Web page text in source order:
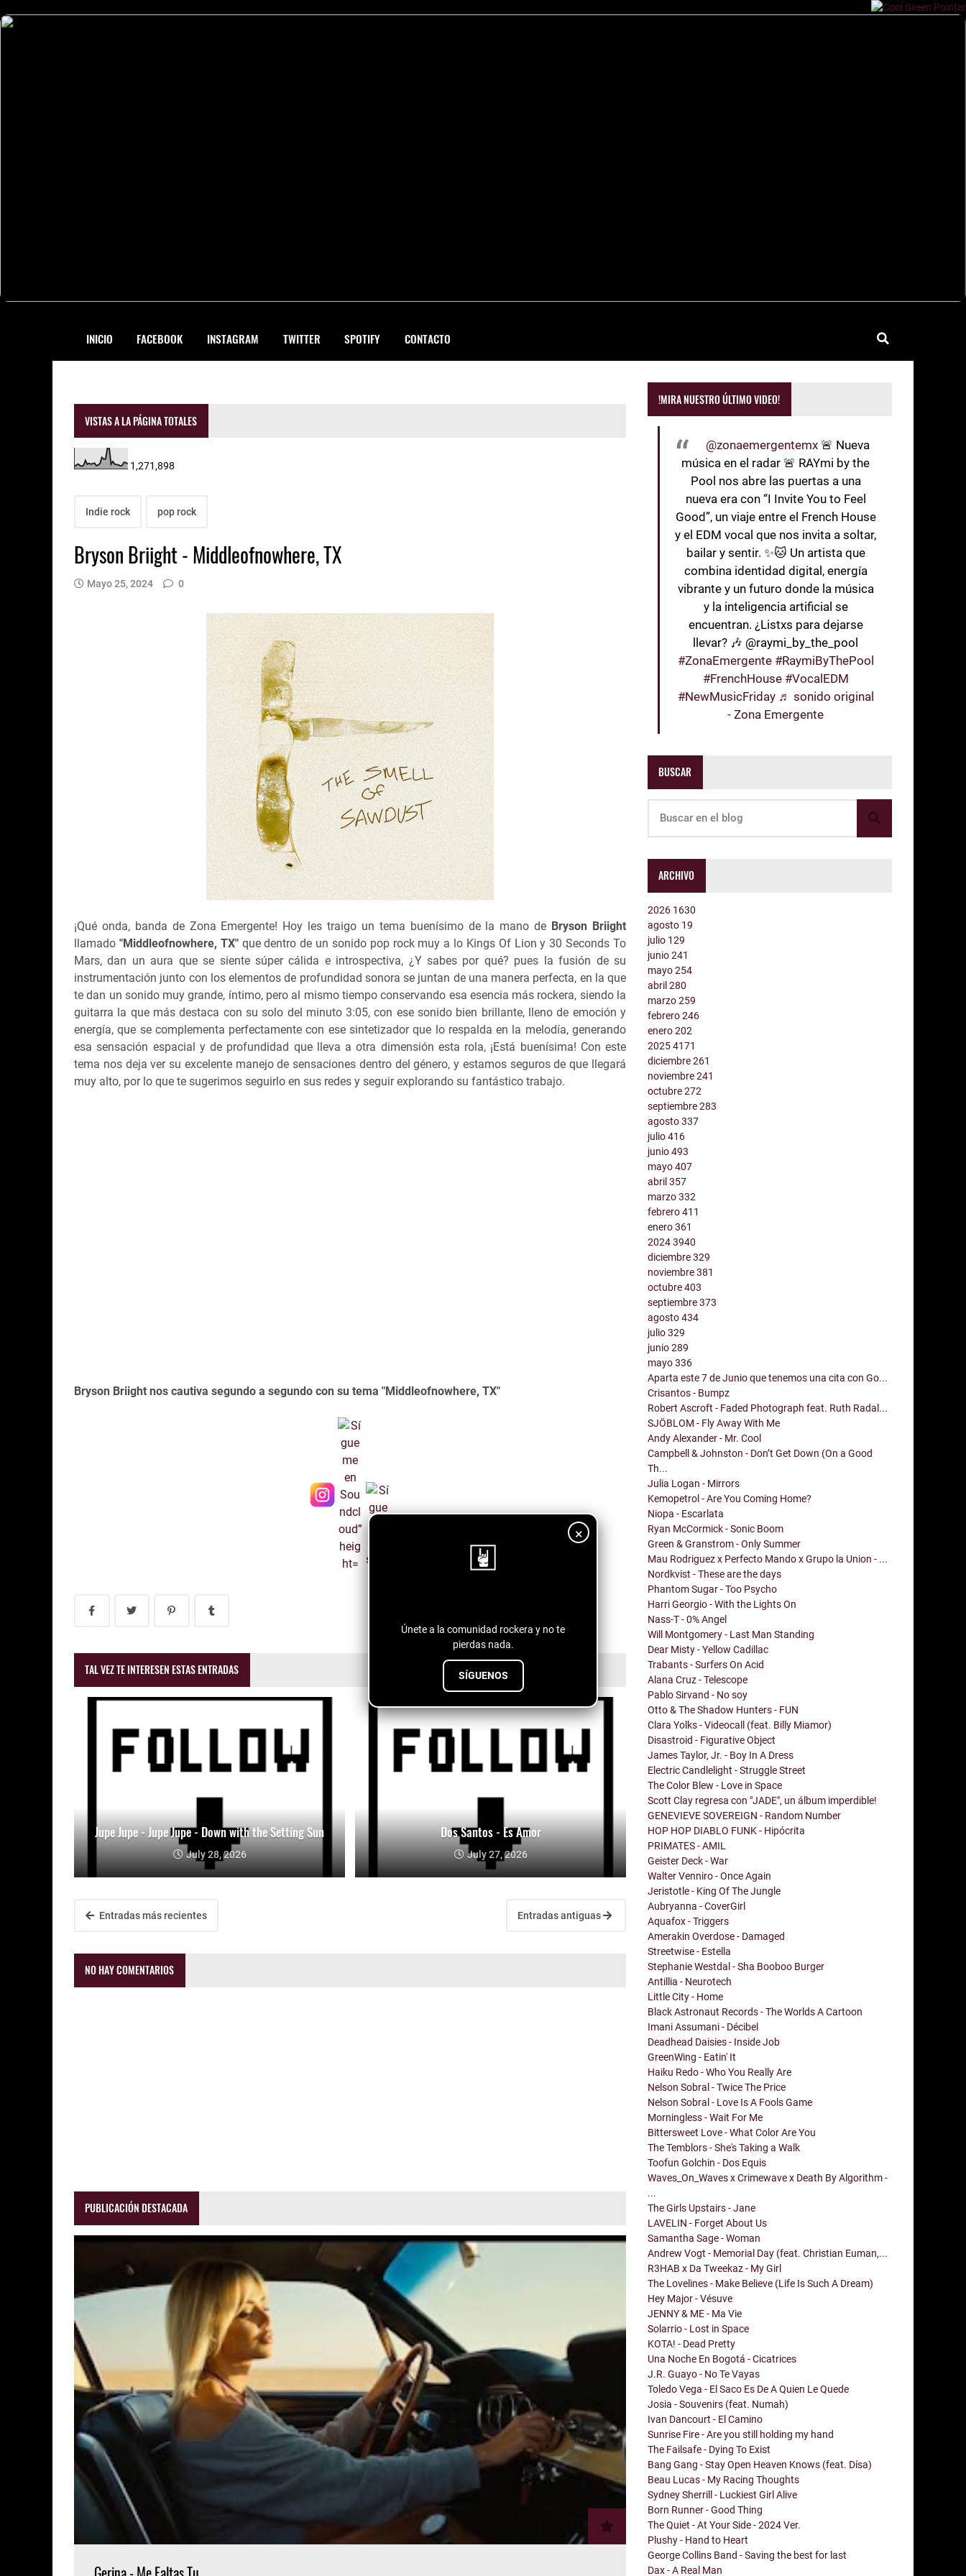
INICIO FACEBOOK INSTAGRAM TWITTER SPOTIFY CONTACTO
×
Únete a la comunidad rockera y no te
pierdas nada.
SÍGUENOS
VISTAS A LA PÁGINA TOTALES
1,271,898
Indie rock pop rock
Bryson Briight - Middleofnowhere, TX
Mayo 25, 2024 0
¡Qué onda, banda de Zona Emergente! Hoy les traigo un tema buenísimo de la mano de Bryson Briight
llamado "Middleofnowhere, TX"que dentro de un sonido pop rock muy a lo Kings Of Lion y 30 Seconds To
Mars, dan un aura que se siente súper cálida e introspectiva, ¿Y sabes por qué? pues la fusión de su
instrumentación junto con los elementos de profundidad sonora se juntan de una manera perfecta, en la que
te dan un sonido muy grande, íntimo, pero al mismo tiempo conservando esa esencia más rockera, siendo la
guitarra la que más destaca con su solo del minuto 3:05, con ese sonido bien brillante, lleno de emoción y
energía, que se complementa perfectamente con ese sintetizador que lo respalda en la melodía, generando
esa sensación espacial y de profundidad que lleva a otra dimensión esta rola, ¡Está buenísima! Con este
tema nos deja ver su excelente manejo de sensaciones dentro del género, y estamos seguros de que llegará
muy alto, por lo que te sugerimos seguirlo en sus redes y seguir explorando su fantástico trabajo.
Bryson Briight nos cautiva segundo a segundo con su tema "Middleofnowhere, TX"
TAL VEZ TE INTERESEN ESTAS ENTRADAS
Jupe Jupe - Jupe Jupe - Down with the Setting Sun
July 28, 2026
Dos Santos - Es Amor
July 27, 2026
Entradas más recientes Entradas antiguas
NO HAY COMENTARIOS
PUBLICACIÓN DESTACADA
!MIRA NUESTRO ÚLTIMO VIDEO!
@zonaemergentemx 🚨 Nueva
música en el radar 🚨 RAYmi by the
Pool nos abre las puertas a una
nueva era con “I Invite You to Feel
Good”, un viaje entre el French House
y el EDM vocal que nos invita a soltar,
bailar y sentir. ✨🐱 Un artista que
combina identidad digital, energía
vibrante y un futuro donde la música
y la inteligencia artificial se
encuentran. ¿Listxs para dejarse
llevar? 🎶 @raymi_by_the_pool
#ZonaEmergente #RaymiByThePool
#FrenchHouse #VocalEDM
#NewMusicFriday ♬ sonido original
- Zona Emergente
BUSCAR
ARCHIVO
2026 1630
agosto 19
julio 129
junio241
mayo254
abril280
marzo259
febrero246
enero202
20254171
diciembre261
noviembre241
octubre272
septiembre283
agosto337
julio416
junio493
mayo407
abril357
marzo332
febrero411
enero361
20243940
diciembre329
noviembre381
octubre403
septiembre373
agosto434
julio329
junio289
mayo336
Aparta este 7 de Junio que tenemos una cita con Go...
Crisantos - Bumpz
Robert Ascroft - Faded Photograph feat. Ruth Radal...
SJÖBLOM - Fly Away With Me
Andy Alexander - Mr. Cool
Campbell & Johnston - Don’t Get Down (On a Good
Th...
Julia Logan - Mirrors
Kemopetrol - Are You Coming Home?
Niopa - Escarlata
Ryan McCormick - Sonic Boom
Green & Granstrom - Only Summer
Mau Rodriguez x Perfecto Mando x Grupo la Union - ...
Nordkvist - These are the days
Phantom Sugar - Too Psycho
Harri Georgio - With the Lights On
Nass-T - 0% Angel
Will Montgomery - Last Man Standing
Dear Misty - Yellow Cadillac
Trabants - Surfers On Acid
Alana Cruz - Telescope
Pablo Sirvand - No soy
Otto & The Shadow Hunters - FUN
Clara Yolks - Videocall (feat. Billy Miamor)
Disastroid - Figurative Object
James Taylor, Jr. - Boy In A Dress
Electric Candlelight - Struggle Street
The Color Blew - Love in Space
Scott Clay regresa con "JADE", un álbum imperdible!
GENEVIEVE SOVEREIGN - Random Number
HOP HOP DIABLO FUNK - Hipócrita
PRIMATES - AMIL
Geister Deck - War
Walter Venniro - Once Again
Jeristotle - King Of The Jungle
Aubryanna - CoverGirl
Aquafox - Triggers
Amerakin Overdose - Damaged
Streetwise - Estella
Stephanie Westdal - Sha Booboo Burger
Antillia - Neurotech
Little City - Home
Black Astronaut Records - The Worlds A Cartoon
Imani Assumani - Décibel
Deadhead Daisies - Inside Job
GreenWing - Eatin' It
Haiku Redo - Who You Really Are
Nelson Sobral - Twice The Price
Nelson Sobral - Love Is A Fools Game
Morningless - Wait For Me
Bittersweet Love - What Color Are You
The Temblors - She's Taking a Walk
Toofun Golchin - Dos Equis
Waves_On_Waves x Crimewave x Death By Algorithm -
...
The Girls Upstairs - Jane
LAVELIN - Forget About Us
Samantha Sage - Woman
Andrew Vogt - Memorial Day (feat. Christian Euman,...
R3HAB x Da Tweekaz - My Girl
The Lovelines - Make Believe (Life Is Such A Dream)
Hey Major - Vésuve
JENNY & ME - Ma Vie
Solarrio - Lost in Space
KOTA! - Dead Pretty
Una Noche En Bogotá - Cicatrices
J.R. Guayo - No Te Vayas
Toledo Vega - El Saco Es De A Quien Le Quede
Josia - Souvenirs (feat. Numah)
Ivan Dancourt - El Camino
Sunrise Fire - Are you still holding my hand
The Failsafe - Dying To Exist
Bang Gang - Stay Open Heaven Knows (feat. Dísa)
Beau Lucas - My Racing Thoughts
Sydney Sherrill - Luckiest Girl Alive
Born Runner - Good Thing
The Quiet - At Your Side - 2024 Ver.
Plushy - Hand to Heart
George Collins Band - Saving the best for last
Dax - A Real Man